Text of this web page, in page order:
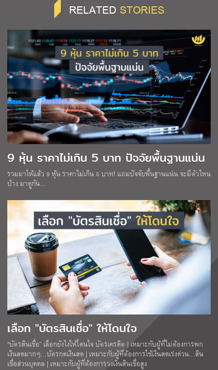
RELATED STORIES
9 หุ้น ราคาไม่เกิน 5 บาท ปัจจัยพื้นฐานแน่น
รวมมาให้แล้ว 9 หุ้น ราคาไม่เกิน 5 บาท! แถมปัจจัยพื้นฐานแน่น จะมีตัวไหน
บ้าง มาดูกัน…
เลือก "บัตรสินเชื่อ" ให้โดนใจ
“บัตรสินเชื่อ” เลือกยังไงให้โดนใจ บัตรเครดิต | เหมาะกับผู้ที่ไม่ต้องการพก
เงินสดมากๆ…บัตรกดเงินสด | เหมาะกับผู้ที่ต้องการใช้เงินสดเร่งด่วน…สิน
เชื่อส่วนบุคคล | เหมาะกับผู้ที่ต้องการวงเงินสินเชื่อสูง